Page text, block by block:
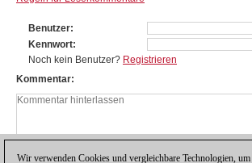
Benutzer
Kennwort
Noch kein Benutzer? Registrieren
Kommentar
Wir verwenden Cookies und vergleichbare Technologien,